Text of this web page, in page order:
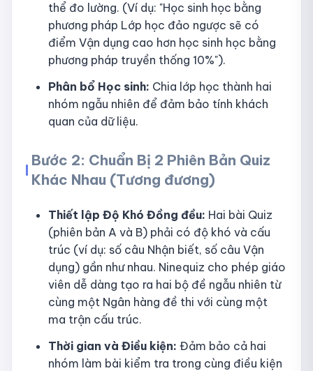
thể đo lường. (Ví dụ: "Học sinh học bằng
phương pháp Lớp học đảo ngược sẽ có
điểm Vận dụng cao hơn học sinh học bằng
phương pháp truyền thống 10%").
Phân bổ Học sinh: Chia lớp học thành hai
nhóm ngẫu nhiên để đảm bảo tính khách
quan của dữ liệu.
Bước 2: Chuẩn Bị 2 Phiên Bản Quiz
Khác Nhau (Tương đương)
Thiết lập Độ Khó Đồng đều: Hai bài Quiz
(phiên bản A và B) phải có độ khó và cấu
trúc (ví dụ: số câu Nhận biết, số câu Vận
dụng) gần như nhau. Ninequiz cho phép giáo
viên dễ dàng tạo ra hai bộ đề ngẫu nhiên từ
cùng một Ngân hàng đề thi với cùng một
ma trận cấu trúc.
Thời gian và Điều kiện: Đảm bảo cả hai
nhóm làm bài kiểm tra trong cùng điều kiện